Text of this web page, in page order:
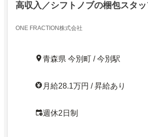
高収入／シフトノブの梱包スタ
ONE FRACTION株式会社
青森県 今別町 / 今別駅
月給28.1万円 / 昇給あり
週休2日制